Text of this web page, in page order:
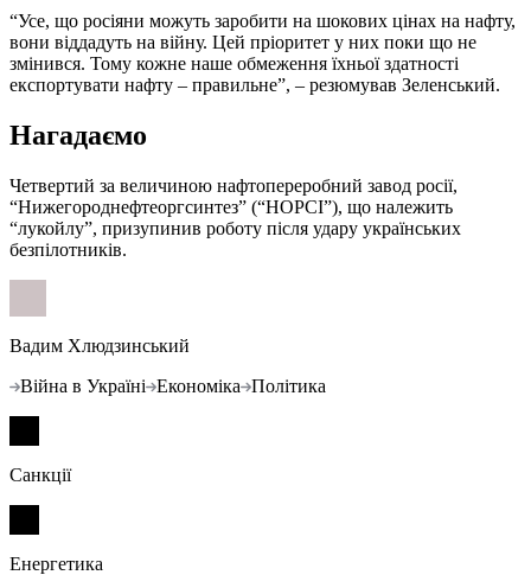
“Усе, що росіяни можуть заробити на шокових цінах на нафту,
вони віддадуть на війну. Цей пріоритет у них поки що не
змінився. Тому кожне наше обмеження їхньої здатності
експортувати нафту – правильне”, – резюмував Зеленський.
Нагадаємо
Четвертий за величиною нафтопереробний завод росії,
“Нижегороднефтеоргсинтез” (“НОРСІ”), що належить
“лукойлу”, призупинив роботу після удару українських
безпілотників.
Вадим Хлюдзинський
Війна в Україні Економіка Політика
Санкції
Енергетика